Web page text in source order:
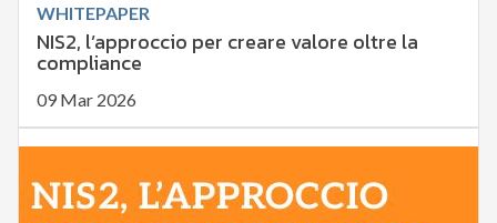
WHITEPAPER
NIS2, l’approccio per creare valore oltre la
compliance
09 Mar 2026